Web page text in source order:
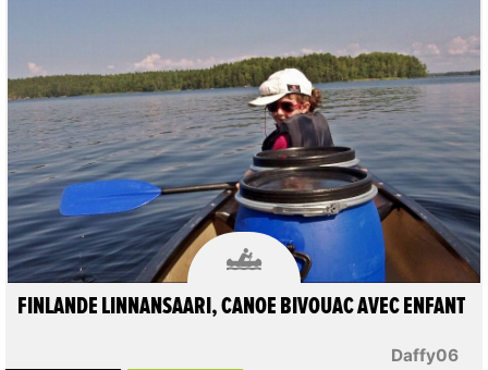

Daffy06
FINLANDE LINNANSAARI, CANOE BIVOUAC AVEC ENFANT